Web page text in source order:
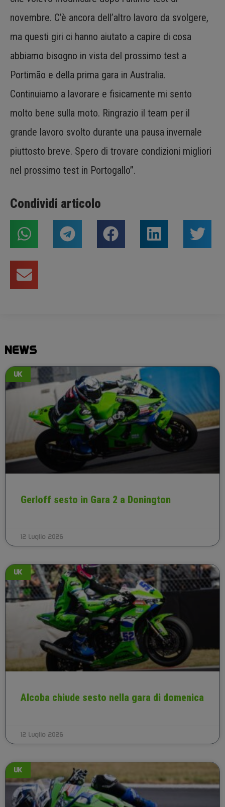
novembre. C’è ancora dell’altro lavoro da svolgere,
ma questi giri ci hanno aiutato a capire di cosa
abbiamo bisogno in vista del prossimo test a
Portimão e della prima gara in Australia.
Continuiamo a lavorare e fisicamente mi sento
molto bene sulla moto. Ringrazio il team per il
grande lavoro svolto durante una pausa invernale
piuttosto breve. Spero di trovare condizioni migliori
nel prossimo test in Portogallo”.
Condividi articolo
NEWS
UK
Gerloff sesto in Gara 2 a Donington
12 Luglio 2026
UK
Alcoba chiude sesto nella gara di domenica
12 Luglio 2026
UK